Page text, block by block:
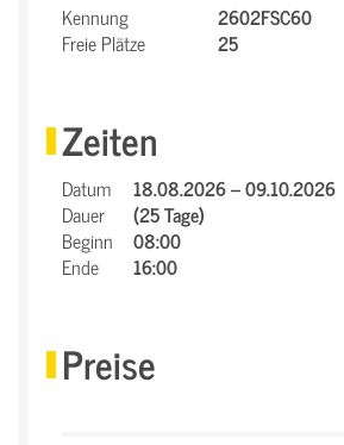
Kennung
2602FSC60
Freie Plätze
25
Zeiten
Datum
18.08.2026 – 09.10.2026
Dauer
(25 Tage)
Beginn
08:00
Ende
16:00
Preise